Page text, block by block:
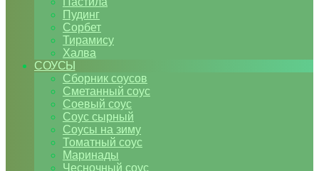
Пудинг
Сорбет
Тирамису
Халва
СОУСЫ
Сборник соусов
Сметанный соус
Соевый соус
Соус сырный
Соусы на зиму
Томатный соус
Маринады
Чесночный соус